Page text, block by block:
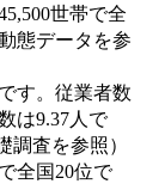
世帯で全
態データを参
す。従業者数
は9.37人で
調査を参照）
全国20位で